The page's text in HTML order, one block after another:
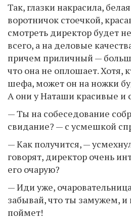
Так, глазки накрасила,
воротничок стоечкой,
смотреть директор будет
всего, а на деловые
причем приличный —
что она не оплошает. Хотя,
шефа, может он на ножки
А они у Наташи красивые и
— Ты на собеседование
свидание? — с усмешкой
— Как получится, —
говорят, директор очень
его очарую?
— Иди уже,
забывай, что ты замужем, и
поймет!